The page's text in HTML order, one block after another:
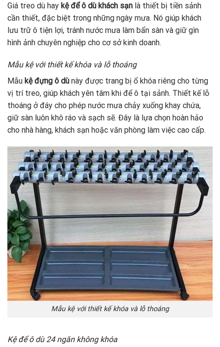
Giá treo dù hay kệ để ô dù khách sạn là thiết bị tiền sảnh
cần thiết, đặc biệt trong những ngày mưa. Nó giúp khách
lưu trữ ô tiện lợi, tránh nước mưa làm bẩn sàn và giữ gìn
hình ảnh chuyên nghiệp cho cơ sở kinh doanh.
Mẫu kệ với thiết kế khóa và lỗ thoáng
Mẫu kệ đựng ô dù này được trang bị ổ khóa riêng cho từng
vị trí treo, giúp khách yên tâm khi để ô tại sảnh. Thiết kế lỗ
thoáng ở đáy cho phép nước mưa chảy xuống khay chứa,
giữ sàn luôn khô ráo và sạch sẽ. Đây là lựa chọn hoàn hảo
cho nhà hàng, khách sạn hoặc văn phòng làm việc cao cấp.
Mẫu kệ với thiết kế khóa và lỗ thoáng
Kệ để ô dù 24 ngăn không khóa